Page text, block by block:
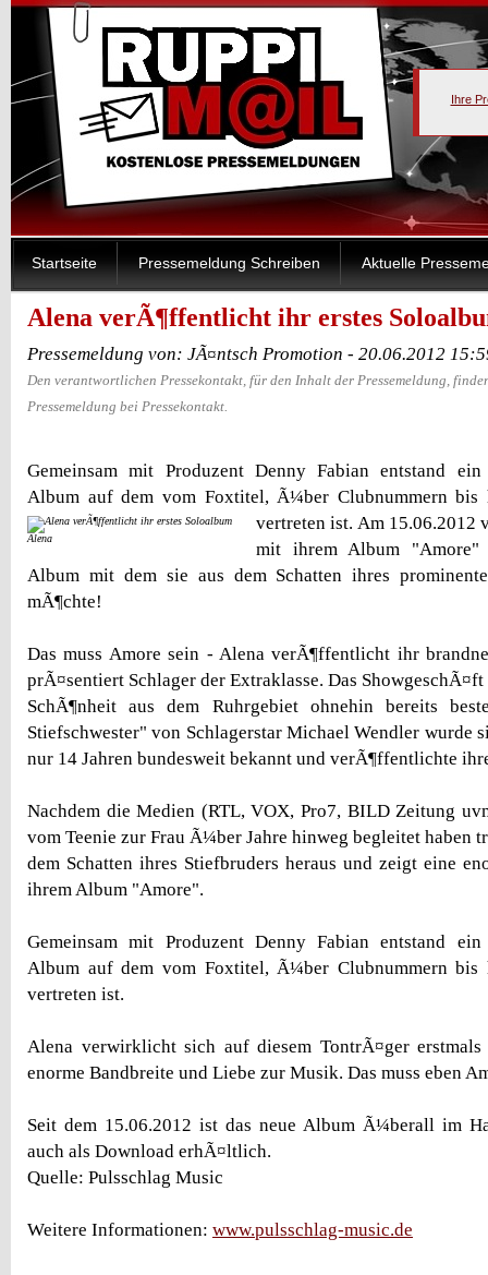
Ihre
Startseite Pressemeldung Schreiben Aktuelle
Alena verÃ¶ffentlicht ihr erstes
Pressemeldung von: JÃ¤ntsch Promotion - 20.06.2012
Den verantwortlichen Pressekontakt, für den Inhalt der Pressemeldung,
Pressemeldung bei Pressekontakt.
Gemeinsam mit Produzent Denny Fabian entstand ein
Album auf dem vom Foxtitel, Ã¼ber Clubnummern
vertreten ist.
Alena
Am 15.06.2012
mit ihrem Album
Album mit dem sie aus dem Schatten ihres
mÃ¶chte!
Das muss Amore sein - Alena verÃ¶ffentlicht ihr
prÃ¤sentiert Schlager der Extraklasse. Das
SchÃ¶nheit aus dem Ruhrgebiet ohnehin bereits
Stiefschwester" von Schlagerstar Michael Wendler wurde
nur 14 Jahren bundesweit bekannt und verÃ¶ffentlichte
Nachdem die Medien (RTL, VOX, Pro7, BILD Zeitung
vom Teenie zur Frau Ã¼ber Jahre hinweg begleitet haben
dem Schatten ihres Stiefbruders heraus und zeigt eine
ihrem Album "Amore".
Gemeinsam mit Produzent Denny Fabian entstand ein
Album auf dem vom Foxtitel, Ã¼ber Clubnummern
vertreten ist.
Alena verwirklicht sich auf diesem TontrÃ¤ger
enorme Bandbreite und Liebe zur Musik. Das muss eben
Seit dem 15.06.2012 ist das neue Album Ã¼berall im
auch als Download erhÃ¤ltlich.
Quelle: Pulsschlag Music
Weitere Informationen: www.pulsschlag-music.de